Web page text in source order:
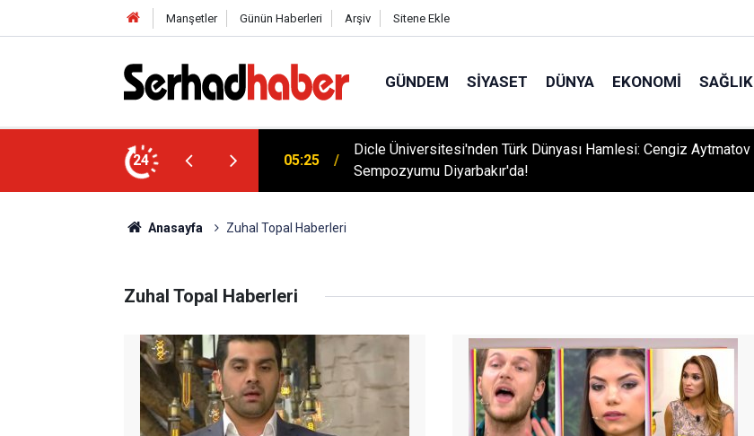
Manşetler Günün Haberleri Arşiv Sitene Ekle
GÜNDEM SIYASET DÜNYA EKONOMI SAĞLIK
24
Yıllık Kriz: ÇATSANDER'den Hukuk ve
05:25
Dicle Üniversitesi'nden Türk Dünyası Hamlesi: Cengiz Aytmatov
Sempozyumu Diyarbakır'da!
Anasayfa Zuhal Topal Haberleri
Zuhal Topal Haberleri